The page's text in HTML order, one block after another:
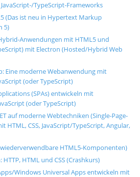
TypeScript-Frameworks
(Das ist neu in Hypertext Markup
5)
Anwendungen mit HTML5 und
mit Electron (Hosted/Hybrid Web
Eine moderne Webanwendung mit
(oder TypeScript)
(SPAs) entwickeln mit
(oder TypeScript)
auf moderne Webtechniken (Single-Page-
HTML, CSS, JavaScript/TypeScript, Angular,
HTML5-Komponenten)
HTML und CSS (Crashkurs)
Windows Universal Apps entwickeln mit